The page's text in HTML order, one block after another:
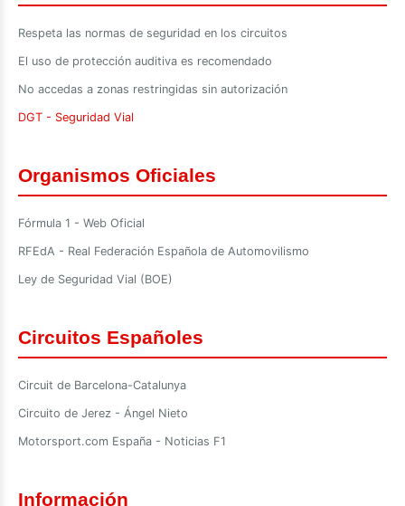
Respeta las normas de seguridad en los circuitos
El uso de protección auditiva es recomendado
No accedas a zonas restringidas sin autorización
DGT - Seguridad Vial
Organismos Oficiales
Fórmula 1 - Web Oficial
RFEdA - Real Federación Española de Automovilismo
Ley de Seguridad Vial (BOE)
Circuitos Españoles
Circuit de Barcelona-Catalunya
Circuito de Jerez - Ángel Nieto
Motorsport.com España - Noticias F1
Información